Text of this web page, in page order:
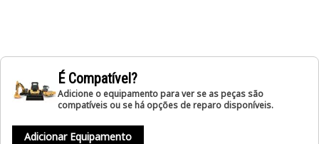
É Compatível?
Adicione o equipamento para ver se as peças são
compatíveis ou se há opções de reparo disponíveis.
Adicionar Equipamento